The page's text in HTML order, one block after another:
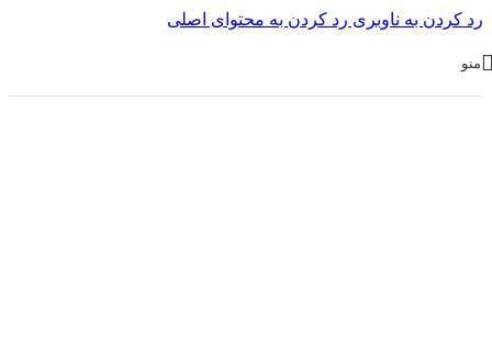
رد کردن به ناوبری رد کردن به محتوای اصلی
منو